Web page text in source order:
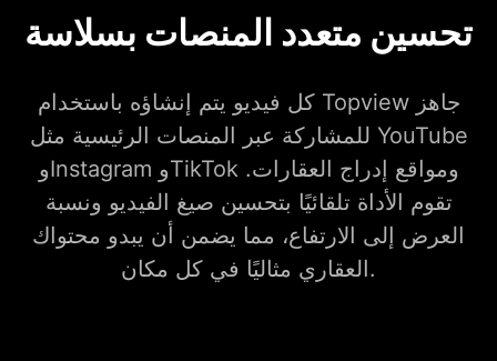
تحسين متعدد المنصات بسلاسة
كل فيديو يتم إنشاؤه باستخدام Topview جاهز
للمشاركة عبر المنصات الرئيسية مثل YouTube
وInstagram وTikTok ومواقع إدراج العقارات.
تقوم الأداة تلقائيًا بتحسين صيغ الفيديو ونسبة
العرض إلى الارتفاع، مما يضمن أن يبدو محتواك
العقاري مثاليًا في كل مكان.